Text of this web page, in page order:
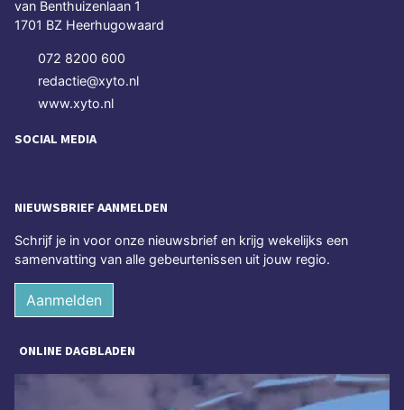
van Benthuizenlaan 1
1701 BZ Heerhugowaard
072 8200 600
redactie@xyto.nl
www.xyto.nl
SOCIAL MEDIA
NIEUWSBRIEF AANMELDEN
Schrijf je in voor onze nieuwsbrief en krijg wekelijks een
samenvatting van alle gebeurtenissen uit jouw regio.
Aanmelden
ONLINE DAGBLADEN